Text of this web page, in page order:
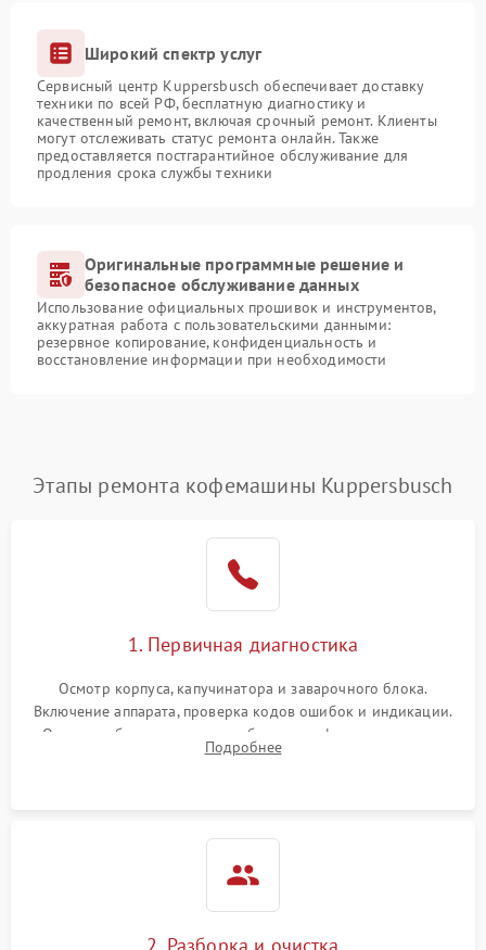
Широкий спектр услуг
Сервисный центр Kuppersbusch обеспечивает доставку
техники по всей РФ, бесплатную диагностику и
качественный ремонт, включая срочный ремонт. Клиенты
могут отслеживать статус ремонта онлайн. Также
предоставляется постгарантийное обслуживание для
продления срока службы техники
Оригинальные программные решение и
безопасное обслуживание данных
Использование официальных прошивок и инструментов,
аккуратная работа с пользовательскими данными:
резервное копирование, конфиденциальность и
восстановление информации при необходимости
Этапы ремонта кофемашины Kuppersbusch
1. Первичная диагностика
Осмотр корпуса, капучинатора и заварочного блока.
Включение аппарата, проверка кодов ошибок и индикации.
Оценка работы помпы, термоблока и кофемолки на слух.
Измерение температуры и давления воды для выявления
Подробнее